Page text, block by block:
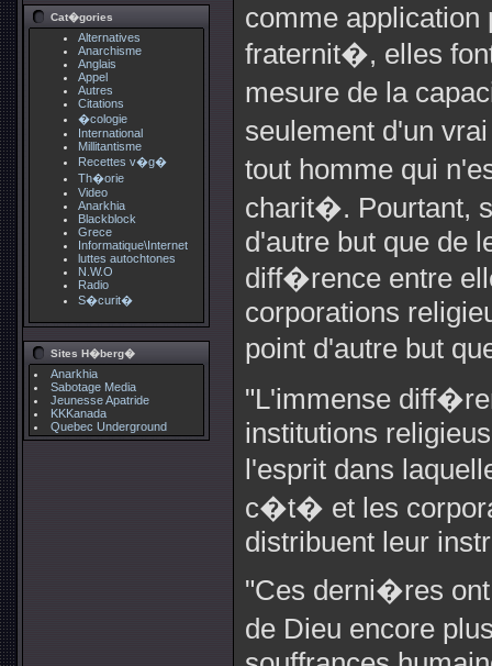
Cat�gories
Alternatives
Anarchisme
Anglais
Appel
Autres
Citations
�cologie
International
Millitantisme
Recettes v�g�
Th�orie
Video
Anarkhia
Blackblock
Grece
Informatique\Internet
luttes autochtones
N.W.O
Radio
S�curit�
Sites H�berg�
Anarkhia
Sabotage Media
Jeunesse Apatride
KKKanada
Quebec Underground
comme application
fraternit�, elles
mesure de la
seulement d'un
tout homme qui
charit�. Pourtant,
d'autre but que de
diff�rence entre
corporations
point d'autre but
"L'immense
institutions
l'esprit dans
c�t� et les
distribuent leur
"Ces derni�res
de Dieu encore